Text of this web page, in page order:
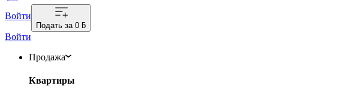
Войти
Подать за 0 ƃ
Войти
Продажа
Квартиры